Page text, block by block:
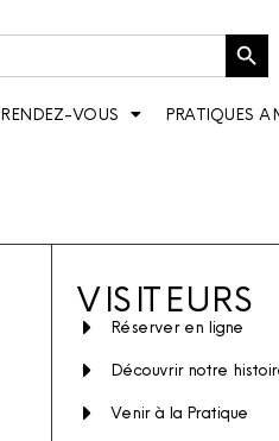
Bouton de
RENDEZ-VOUS PRATIQUES
VISITEURS
Réserver en ligne
Découvrir notre
Venir à la Pratique